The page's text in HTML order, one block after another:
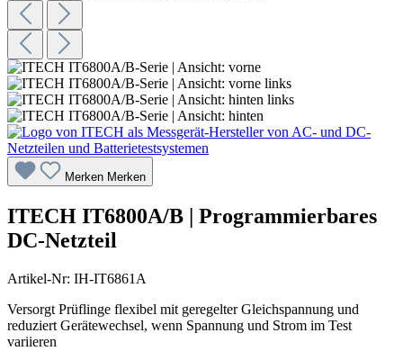
Merken Merken
ITECH IT6800A/B | Programmierbares
DC-Netzteil
Artikel-Nr: IH-IT6861A
Versorgt Prüflinge flexibel mit geregelter Gleichspannung und
reduziert Gerätewechsel, wenn Spannung und Strom im Test
variieren